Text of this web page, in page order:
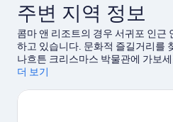
주변 지역 정보
콤마 앤 리조트의 경우 서귀포 인근
하고 있습니다. 문화적 즐길거리를
나흐튼 크리스마스 박물관에 가보
항구에서는 액티비티도 즐기실 수
더 보기